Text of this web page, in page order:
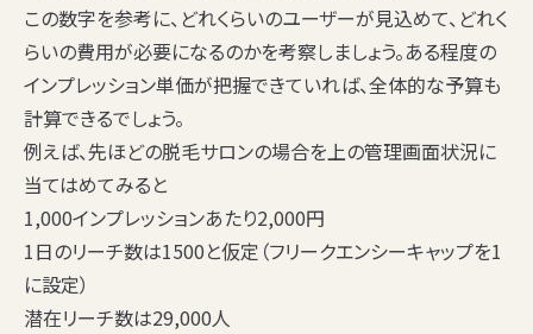
この数字を参考に、どれくらいのユーザーが見込めて、どれく
らいの費用が必要になるのかを考察しましょう。ある程度の
インプレッション単価が把握できていれば、全体的な予算も
計算できるでしょう。
例えば、先ほどの脱毛サロンの場合を上の管理画面状況に
当てはめてみると
1,000インプレッションあたり2,000円
1日のリーチ数は1500と仮定（フリークエンシーキャップを1
に設定）
潜在リーチ数は29,000人